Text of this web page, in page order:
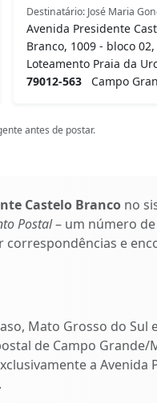
Destinatário: José Maria
Avenida Presidente
Branco, 1009 - bloco
Loteamento Praia da
79012-563 Campo
antes de postar.
Castelo Branco no
Postal– um número
e
Mato Grosso do Sul
de Campo Grande/
a Avenida